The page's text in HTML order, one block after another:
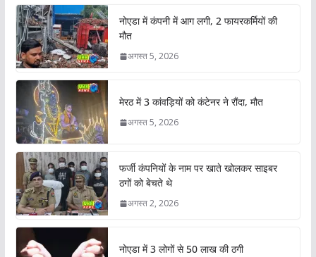
नोएडा में कंपनी में आग लगी, 2 फायरकर्मियों की
मौत
अगस्त 5, 2026
मेरठ में 3 कांवड़ियों को कंटेनर ने रौंदा, मौत
अगस्त 5, 2026
फर्जी कंपनियों के नाम पर खाते खोलकर साइबर
ठगों को बेचते थे
अगस्त 2, 2026
नोएडा में 3 लोगों से 50 लाख की ठगी